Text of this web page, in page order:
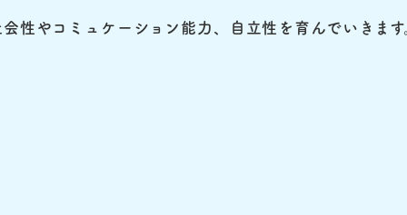
性やコミュケーション能力、自立性を育んでいきま